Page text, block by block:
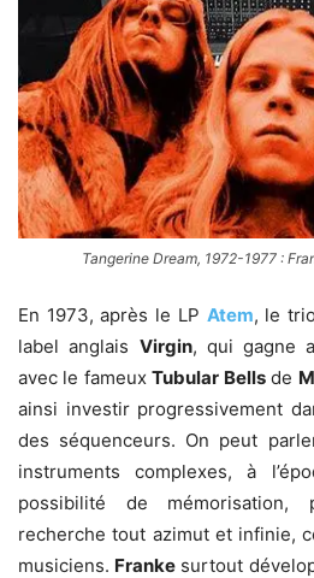
Tangerine Dream, 1972-1977 :
En 1973, après le LP Atem, le
label anglais Virgin, qui gagne
avec le fameuxTubular Bellsde
ainsi investir progressivement
des séquenceurs. On peut
instruments complexes, à
possibilité de mémorisation,
recherche tout azimut et infinie,
musiciens. Franke surtout